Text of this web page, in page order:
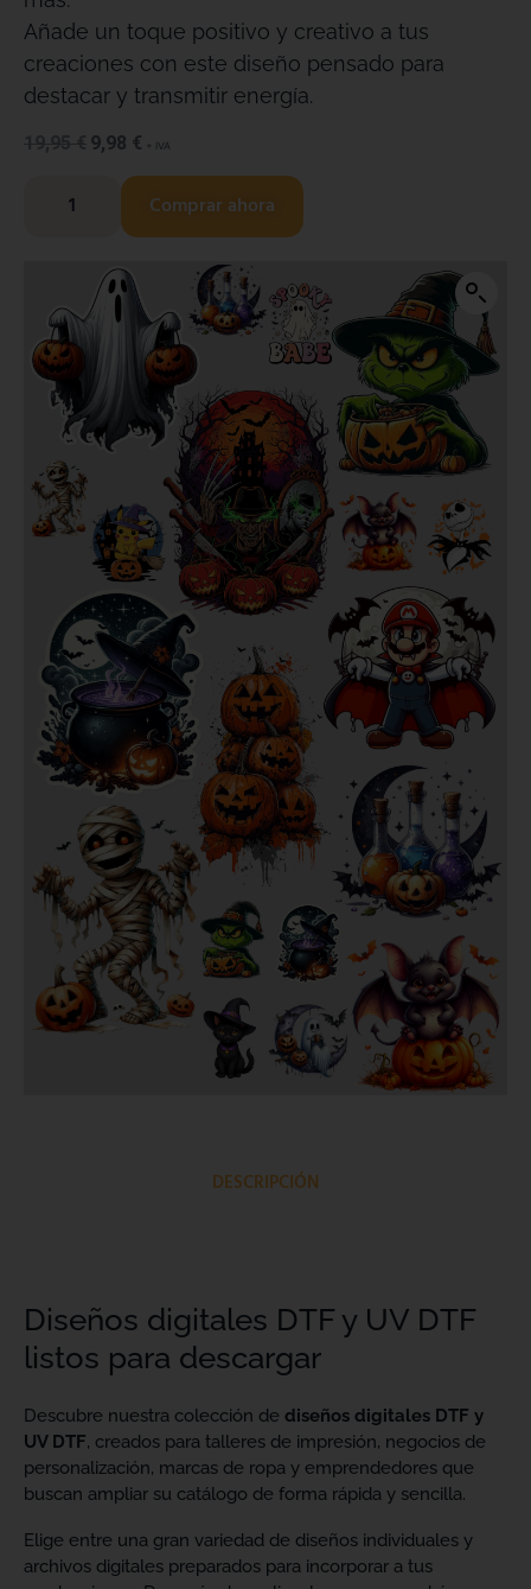
Añade un toque positivo y creativo a tus
creaciones con este diseño pensado para
destacar y transmitir energía.
9,98 € + IVA
Comprar ahora
DESCRIPCIÓN
Diseños digitales DTF y UV DTF
listos para descargar
Descubre nuestra colección de diseños digitales DTF y
UV DTF, creados para talleres de impresión, negocios de
personalización, marcas de ropa y emprendedores que
buscan ampliar su catálogo de forma rápida y sencilla.
Elige entre una gran variedad de diseños individuales y
archivos digitales preparados para incorporar a tus